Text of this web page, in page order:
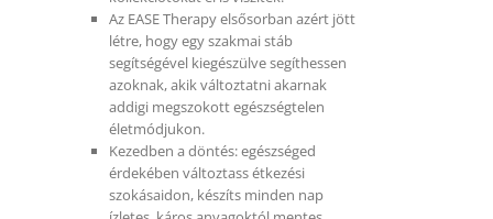
Az EASE Therapy elsősorban azért jött
létre, hogy egy szakmai stáb
segítségével kiegészülve segíthessen
azoknak, akik változtatni akarnak
addigi megszokott egészségtelen
életmódjukon.
Kezedben a döntés: egészséged
érdekében változtass étkezési
szokásaidon, készíts minden nap